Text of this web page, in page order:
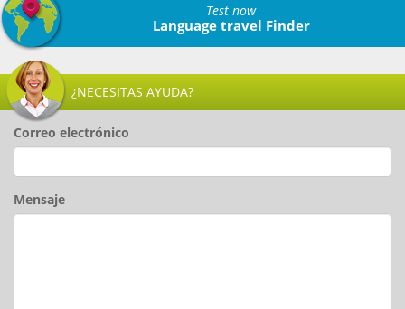
Test now
Language travel Finder
¿NECESITAS AYUDA?
Correo electrónico
Mensaje